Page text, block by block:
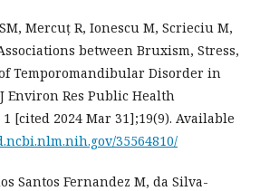
Mercuț R, Ionescu M, Scrieciu M,
between Bruxism, Stress,
Temporomandibular Disorder in
Environ Res Public Health
[cited 2024 Mar 31];19(9). Available
35564810/
Santos Fernandez M, da Silva-